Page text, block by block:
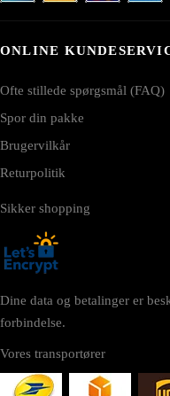
ONLINE
Ofte stillede spørgsmål (FAQ)
Spor din pakke
Brugervilkår
Returpolitik
Sikker shopping
Dine data og betalinger er
forbindelse.
Vores transportører